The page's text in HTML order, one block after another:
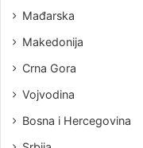
Mađarska
Makedonija
Crna Gora
Vojvodina
Bosna i Hercegovina